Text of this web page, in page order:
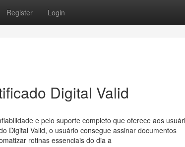
Register Login
Digital Valid
e pelo suporte completo que oferece aos
Digital Valid, o usuário consegue assinar documentos
rotinas essenciais do dia a